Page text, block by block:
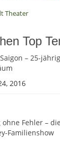
Theater
Top
– 25-
2016
ohne Fehler –
Familienshow